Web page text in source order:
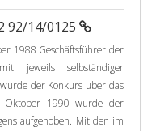
92/14/0125
1988 Geschäftsführer der
jeweils selbständiger
der Konkurs über das
Oktober 1990 wurde der
aufgehoben. Mit den im